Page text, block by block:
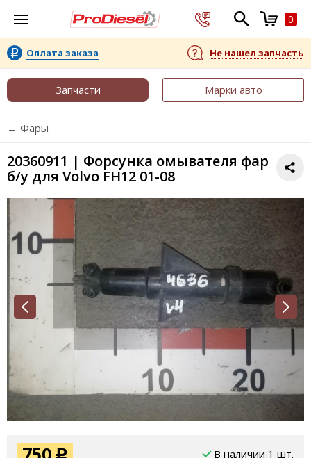
0
Оплата заказа Не нашел запчасть
Запчасти Марки авто
← Фары
20360911 | Форсунка омывателя фар
б/у для Volvo FH12 01-08
Р В наличии 1 шт.